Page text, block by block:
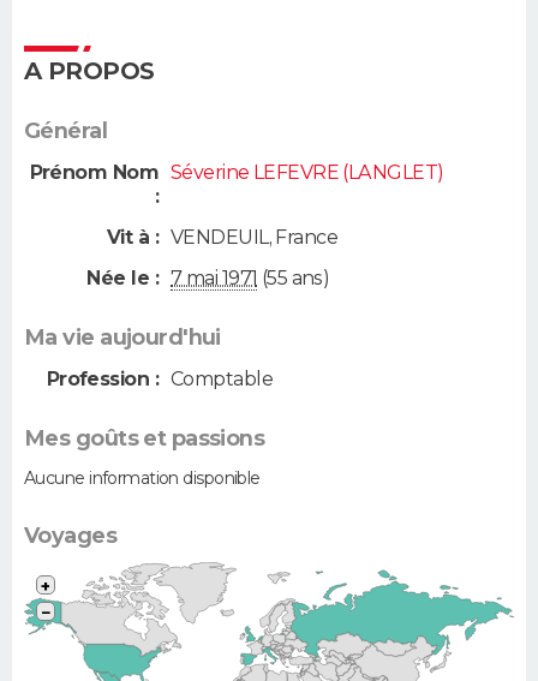
A PROPOS
Général
Prénom Nom
:
Séverine LEFEVRE (LANGLET)
Vit à : VENDEUIL , France
Née le : 7 mai 1971 (55 ans)
Ma vie aujourd'hui
Profession : Comptable
Mes goûts et passions
Aucune information disponible
Voyages
+
−